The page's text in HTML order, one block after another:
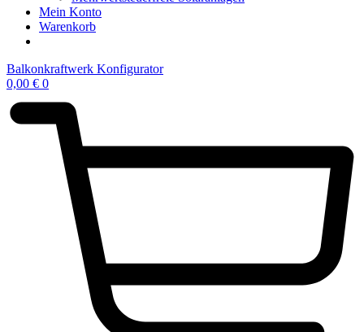
Mein Konto
Warenkorb
Balkonkraftwerk Konfigurator
0,00 € 0